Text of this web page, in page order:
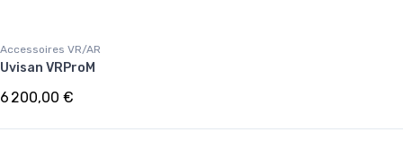
Accessoires VR/AR
Uvisan VRProM
6 200,00 €